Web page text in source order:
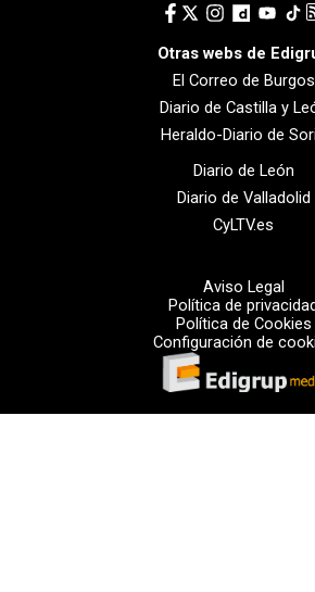
Otras webs de
El Correo de Burgos
Diario de Castilla y
Heraldo-Diario de
Diario de León
Diario de Valladolid
CyLTV.es
Aviso Legal
Política de
Política de Cookies
Configuración de